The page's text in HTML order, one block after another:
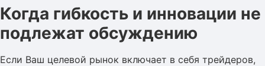
Когда гибкость и инновации не
подлежат обсуждению
Если Ваш целевой рынок включает в себя трейдеров,